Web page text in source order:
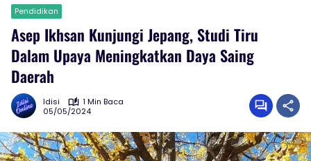
Pendidikan
Asep Ikhsan Kunjungi Jepang, Studi Tiru
Dalam Upaya Meningkatkan Daya Saing
Daerah
Idisi
1 Min Baca
05/05/2024